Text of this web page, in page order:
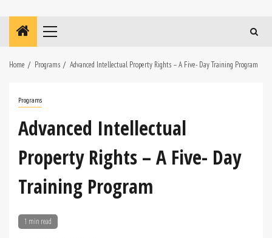
Primary
Home Programs Advanced Intellectual Property Rights – A Five- Day Training Program
Programs
Advanced Intellectual
Property Rights – A Five- Day
Training Program
1 min read